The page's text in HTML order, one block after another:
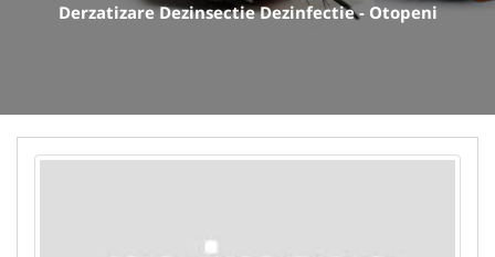
Derzatizare Dezinsectie Dezinfectie - Otopeni